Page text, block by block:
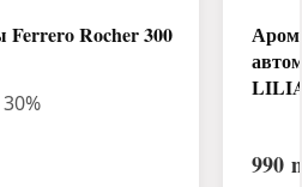
Rocher 300
990